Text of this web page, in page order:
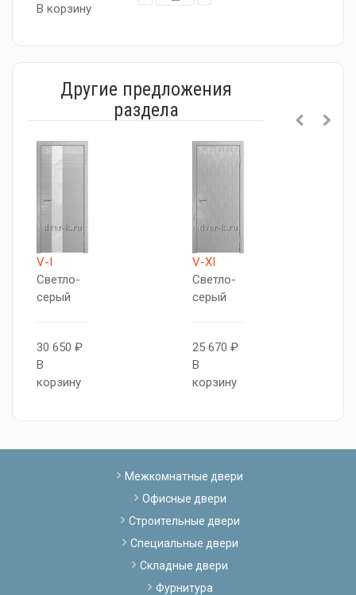
В корзину
Другие предложения
раздела
V-I
Светло-
серый
30 650 ₽
В
корзину
V-XI
Светло-
серый
25 670 ₽
В
корзину
Межкомнатные двери
Офисные двери
Строительные двери
Специальные двери
Складные двери
Фурнитура